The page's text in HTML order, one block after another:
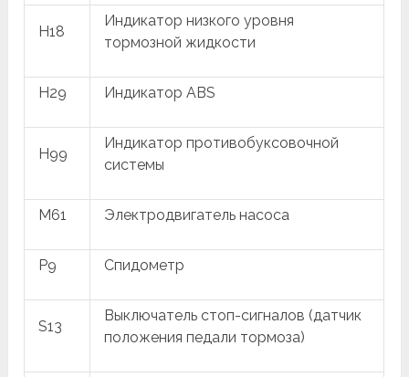
H18
Индикатор низкого уровня
тормозной жидкости
H29 Индикатор ABS
H99
Индикатор противобуксовочной
системы
M61 Электродвигатель насоса
P9 Спидометр
S13
Выключатель стоп-сигналов (датчик
положения педали тормоза)